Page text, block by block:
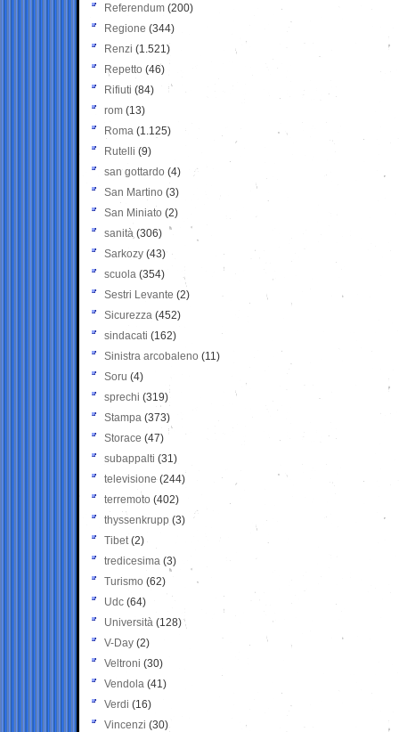
Referendum (200)
Regione (344)
Renzi (1.521)
Repetto (46)
Rifiuti (84)
rom (13)
Roma (1.125)
Rutelli (9)
san gottardo (4)
San Martino (3)
San Miniato (2)
sanità (306)
Sarkozy (43)
scuola (354)
Sestri Levante (2)
Sicurezza (452)
sindacati (162)
Sinistra arcobaleno (11)
Soru (4)
sprechi (319)
Stampa (373)
Storace (47)
subappalti (31)
televisione(244)
terremoto (402)
thyssenkrupp (3)
Tibet(2)
tredicesima (3)
Turismo (62)
Udc (64)
Università (128)
V-Day (2)
Veltroni (30)
Vendola (41)
Verdi (16)
Vincenzi (30)